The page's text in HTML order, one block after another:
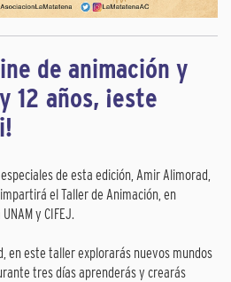
de animación y
años, ¡este
de esta edición, Amir Alimorad,
el Taller de Animación, en
y CIFEJ.
en este taller explorarás nuevos mundos
tres días aprenderás y crearás